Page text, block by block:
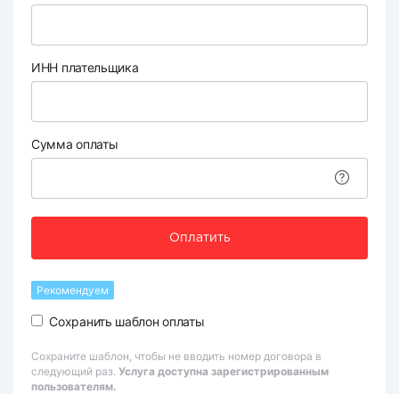
ИНН плательщика
Сумма оплаты
Оплатить
Рекомендуем
Сохранить шаблон оплаты
Сохраните шаблон, чтобы не вводить номер договора в
следующий раз. Услуга доступна зарегистрированным
пользователям.